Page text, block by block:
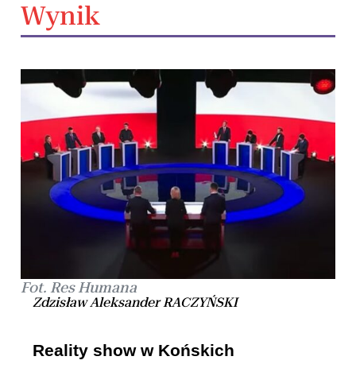
Wynik
Fot. Res Humana
Zdzisław Aleksander RACZYŃSKI
Reality show w Końskich